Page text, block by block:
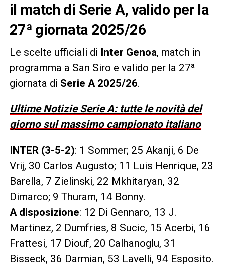
il match di Serie A, valido per la
27ª giornata 2025/26
Le scelte ufficiali di Inter Genoa, match in
programma a San Siro e valido per la 27ª
giornata di Serie A 2025/26.
Ultime Notizie Serie A: tutte le novità del
giorno sul massimo campionato italiano
INTER (3-5-2): 1 Sommer; 25 Akanji, 6 De
Vrij, 30 Carlos Augusto; 11 Luis Henrique, 23
Barella, 7 Zielinski, 22 Mkhitaryan, 32
Dimarco; 9 Thuram, 14 Bonny.
A disposizione: 12 Di Gennaro, 13 J.
Martinez, 2 Dumfries, 8 Sucic, 15 Acerbi, 16
Frattesi, 17 Diouf, 20 Calhanoglu, 31
Bisseck, 36 Darmian, 53 Lavelli, 94 Esposito.